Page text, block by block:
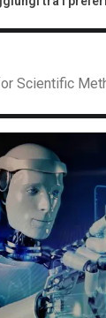
Scientific